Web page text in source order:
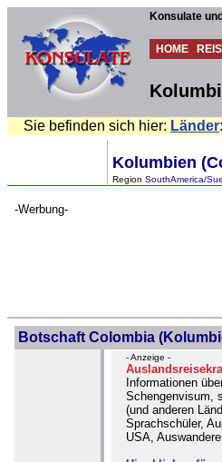
Konsulate
HOME
Sie befinden sich hier: Länder:
Kolumbien
Region SouthAmerica/
-Werbung-
Botschaft Colombia
- Anzeige -
Informationen
Schengenvisum,
(und anderen
Sprachschüler,
USA,